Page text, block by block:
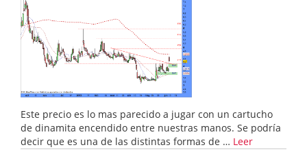
Este precio es lo mas parecido a jugar con un cartucho
de dinamita encendido entre nuestras manos. Se podría
decir que es una de las distintas formas de … Leer